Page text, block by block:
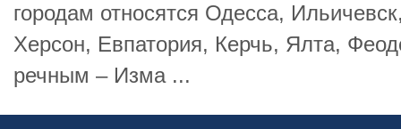
городам относятся Одесса,
Херсон, Евпатория, Керчь, Ялта,
речным – Изма ...